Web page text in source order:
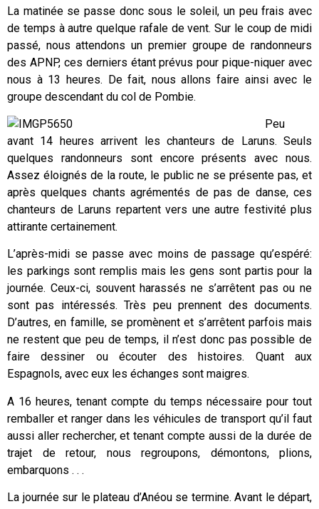
La matinée se passe donc sous le soleil, un peu frais avec
de temps à autre quelque rafale de vent. Sur le coup de midi
passé, nous attendons un premier groupe de randonneurs
des APNP, ces derniers étant prévus pour pique-niquer avec
nous à 13 heures. De fait, nous allons faire ainsi avec le
groupe descendant du col de Pombie.
Peu
avant 14 heures arrivent les chanteurs de Laruns. Seuls
quelques randonneurs sont encore présents avec nous.
Assez éloignés de la route, le public ne se présente pas, et
après quelques chants agrémentés de pas de danse, ces
chanteurs de Laruns repartent vers une autre festivité plus
attirante certainement.
L’après-midi se passe avec moins de passage qu’espéré:
les parkings sont remplis mais les gens sont partis pour la
journée. Ceux-ci, souvent harassés ne s’arrêtent pas ou ne
sont pas intéressés. Très peu prennent des documents.
D’autres, en famille, se promènent et s’arrêtent parfois mais
ne restent que peu de temps, il n’est donc pas possible de
faire dessiner ou écouter des histoires. Quant aux
Espagnols, avec eux les échanges sont maigres.
A 16 heures, tenant compte du temps nécessaire pour tout
remballer et ranger dans les véhicules de transport qu’il faut
aussi aller rechercher, et tenant compte aussi de la durée de
trajet de retour, nous regroupons, démontons, plions,
embarquons . . .
La journée sur le plateau d’Anéou se termine. Avant le départ,